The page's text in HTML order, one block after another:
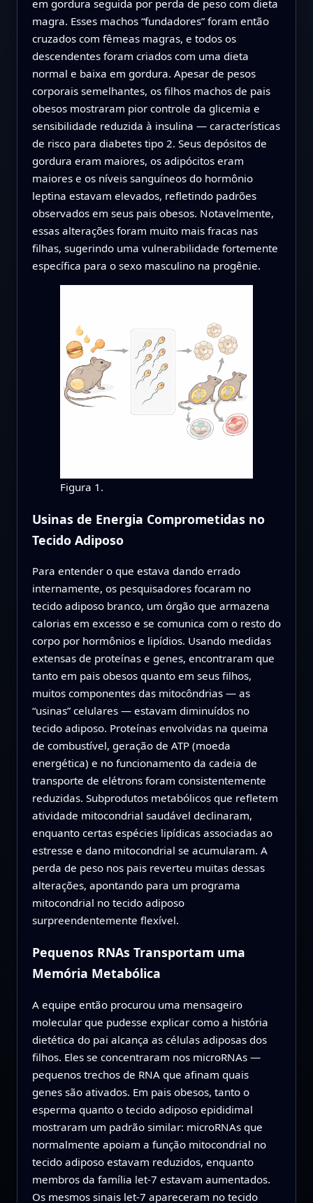
em gordura seguida por perda de peso com dieta
magra. Esses machos “fundadores” foram então
cruzados com fêmeas magras, e todos os
descendentes foram criados com uma dieta
normal e baixa em gordura. Apesar de pesos
corporais semelhantes, os filhos machos de pais
obesos mostraram pior controle da glicemia e
sensibilidade reduzida à insulina — características
de risco para diabetes tipo 2. Seus depósitos de
gordura eram maiores, os adipócitos eram
maiores e os níveis sanguíneos do hormônio
leptina estavam elevados, refletindo padrões
observados em seus pais obesos. Notavelmente,
essas alterações foram muito mais fracas nas
filhas, sugerindo uma vulnerabilidade fortemente
específica para o sexo masculino na progênie.
Figura 1.
Usinas de Energia Comprometidas no
Tecido Adiposo
Para entender o que estava dando errado
internamente, os pesquisadores focaram no
tecido adiposo branco, um órgão que armazena
calorias em excesso e se comunica com o resto do
corpo por hormônios e lipídios. Usando medidas
extensas de proteínas e genes, encontraram que
tanto em pais obesos quanto em seus filhos,
muitos componentes das mitocôndrias — as
“usinas” celulares — estavam diminuídos no
tecido adiposo. Proteínas envolvidas na queima
de combustível, geração de ATP (moeda
energética) e no funcionamento da cadeia de
transporte de elétrons foram consistentemente
reduzidas. Subprodutos metabólicos que refletem
atividade mitocondrial saudável declinaram,
enquanto certas espécies lipídicas associadas ao
estresse e dano mitocondrial se acumularam. A
perda de peso nos pais reverteu muitas dessas
alterações, apontando para um programa
mitocondrial no tecido adiposo
surpreendentemente flexível.
Pequenos RNAs Transportam uma
Memória Metabólica
A equipe então procurou uma mensageiro
molecular que pudesse explicar como a história
dietética do pai alcança as células adiposas dos
filhos. Eles se concentraram nos microRNAs —
pequenos trechos de RNA que afinam quais
genes são ativados. Em pais obesos, tanto o
esperma quanto o tecido adiposo epididimal
mostraram um padrão similar: microRNAs que
normalmente apoiam a função mitocondrial no
tecido adiposo estavam reduzidos, enquanto
membros da família let-7 estavam aumentados.
Os mesmos sinais let-7 apareceram no tecido